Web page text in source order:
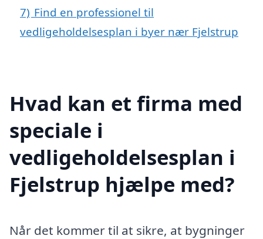
7) Find en professionel til
vedligeholdelsesplan i byer nær Fjelstrup
Hvad kan et firma med
speciale i
vedligeholdelsesplan i
Fjelstrup hjælpe med?
Når det kommer til at sikre, at bygninger